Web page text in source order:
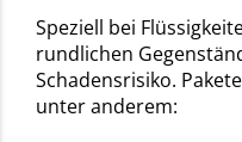
Speziell bei
rundlichen
Schadensrisiko.
unter anderem: